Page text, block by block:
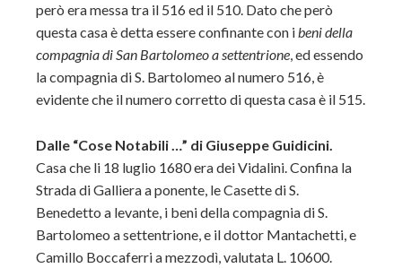
però era messa tra il 516 ed il 510. Dato che però
questa casa è detta essere confinante con ibeni della
compagnia di San Bartolomeoa settentrione, ed essendo
la compagnia di S. Bartolomeo al numero 516, è
evidente che il numero corretto di questa casa è il 515.
Dalle “Cose Notabili …” di Giuseppe Guidicini.
Casa che li 18 luglio 1680 era dei Vidalini. Confina la
Strada di Galliera a ponente, le Casette di S.
Benedetto a levante, i beni della compagnia di S.
Bartolomeo a settentrione, e il dottor Mantachetti, e
Camillo Boccaferri a mezzodì, valutata L. 10600.